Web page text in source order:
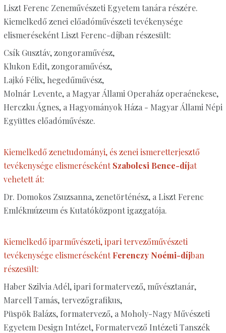
Liszt Ferenc Zeneművészeti Egyetem tanára részére.
Kiemelkedő zenei előadóművészeti tevékenysége
elismeréseként Liszt Ferenc-díjban részesült:
Csík Gusztáv, zongoraművész,
Klukon Edit, zongoraművész,
Lajkó Félix, hegedűművész,
Molnár Levente, a Magyar Állami Operaház operaénekese,
Herczku Ágnes, a Hagyományok Háza - Magyar Állami Népi
Együttes előadóművésze.
Kiemelkedő zenetudományi, és zenei ismeretterjesztő
tevékenysége elismerésekéntSzabolcsi Bence-díjat
vehetett át:
Dr. Domokos Zsuzsanna, zenetörténész, a Liszt Ferenc
Emlékmúzeum és Kutatóközpont igazgatója.
Kiemelkedő iparművészeti, ipari tervezőművészeti
tevékenysége elismerésekéntFerenczy Noémi-díjban
részesült:
Haber Szilvia Adél, ipari formatervező, művésztanár,
Marcell Tamás, tervezőgrafikus,
Püspök Balázs, formatervező, a Moholy-Nagy Művészeti
Egyetem Design Intézet, Formatervező Intézeti Tanszék